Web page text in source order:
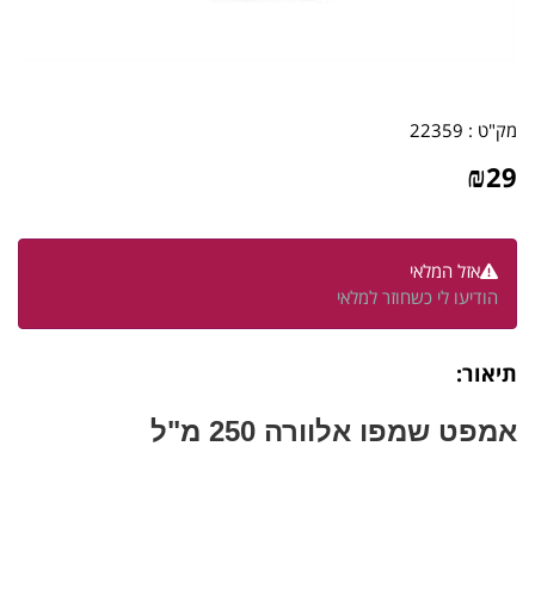
מק"ט : 22359
₪29
אזל המלאי
הודיעו לי כשחוזר למלאי
תיאור:
אמפט שמפו אלוורה 250 מ"ל